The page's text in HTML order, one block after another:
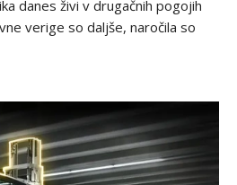
danes živi v drugačnih pogojih
verige so daljše, naročila so